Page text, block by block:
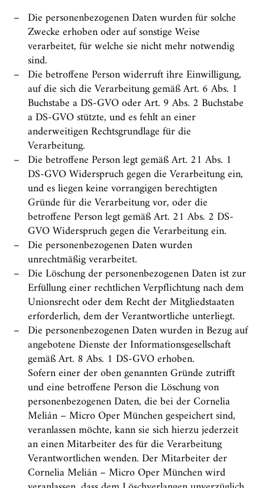
Die personenbezogenen Daten wurden für solche
Zwecke erhoben oder auf sonstige Weise
verarbeitet, für welche sie nicht mehr notwendig
sind.
Die betroffene Person widerruft ihre Einwilligung,
auf die sich die Verarbeitung gemäß Art. 6 Abs. 1
Buchstabe a DS-GVO oder Art. 9 Abs. 2 Buchstabe
a DS-GVO stützte, und es fehlt an einer
anderweitigen Rechtsgrundlage für die
Verarbeitung.
Die betroffene Person legt gemäß Art. 21 Abs. 1
DS-GVO Widerspruch gegen die Verarbeitung ein,
und es liegen keine vorrangigen berechtigten
Gründe für die Verarbeitung vor, oder die
betroffene Person legt gemäß Art. 21 Abs. 2 DS-
GVO Widerspruch gegen die Verarbeitung ein.
Die personenbezogenen Daten wurden
unrechtmäßig verarbeitet.
Die Löschung der personenbezogenen Daten ist zur
Erfüllung einer rechtlichen Verpflichtung nach dem
Unionsrecht oder dem Recht der Mitgliedstaaten
erforderlich, dem der Verantwortliche unterliegt.
Die personenbezogenen Daten wurden in Bezug auf
angebotene Dienste der Informationsgesellschaft
gemäß Art. 8 Abs. 1 DS-GVO erhoben.
Sofern einer der oben genannten Gründe zutrifft
und eine betroffene Person die Löschung von
personenbezogenen Daten, die bei der Cornelia
Melián – Micro Oper München gespeichert sind,
veranlassen möchte, kann sie sich hierzu jederzeit
an einen Mitarbeiter des für die Verarbeitung
Verantwortlichen wenden. Der Mitarbeiter der
Cornelia Melián – Micro Oper München wird